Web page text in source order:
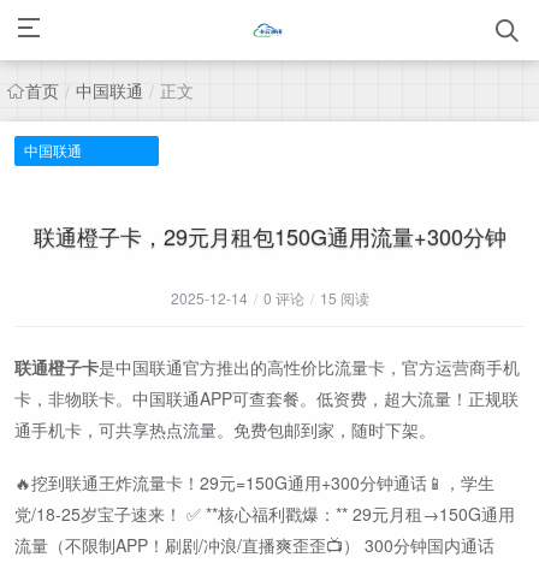
首页 / 中国联通 / 正文
中国联通
联通橙子卡，29元月租包150G通用流量+300分钟
2025-12-14 / 0 评论 / 15 阅读
联通橙子卡是中国联通官方推出的高性价比流量卡，官方运营商手机
卡，非物联卡。中国联通APP可查套餐。低资费，超大流量！正规联
通手机卡，可共享热点流量。免费包邮到家，随时下架。
🔥挖到联通王炸流量卡！29元=150G通用+300分钟通话📱，学生
党/18-25岁宝子速来！ ✅ **核心福利戳爆：** 29元月租→150G通用
流量（不限制APP！刷剧/冲浪/直播爽歪歪📺） 300分钟国内通话